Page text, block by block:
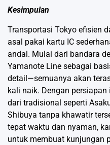
Kesimpulan
Transportasi Tokyo efisien
asal pakai kartu IC
andal. Mulai dari bandara
Yamanote Line sebagai
detail—semuanya akan
kali naik. Dengan
dari tradisional seperti
Shibuya tanpa khawatir
tepat waktu dan nyaman,
untuk membuat kunjungan